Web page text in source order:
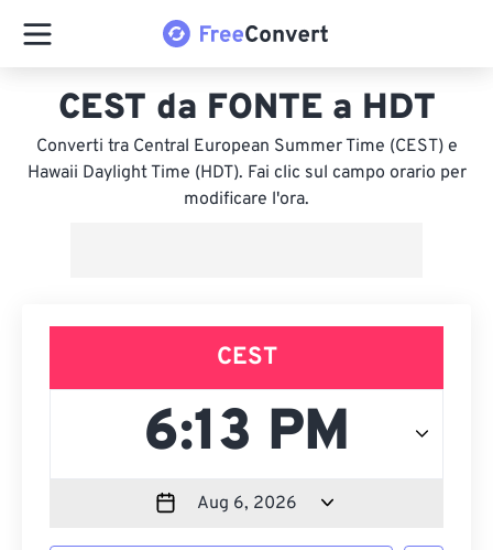
CEST da FONTE a HDT
Converti tra Central European Summer Time (CEST) e
Hawaii Daylight Time (HDT). Fai clic sul campo orario per
modificare l'ora.
CEST